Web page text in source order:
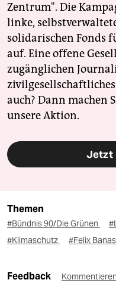
Zentrum". Die
linke,
solidarischen Fonds
auf. Eine offene
zugänglichen
auch? Dann machen
unsere Aktion.
Jetzt
Themen
#Bündnis 90/Die Grünen
#Klimaschutz
#Felix
Feedback Kommentieren